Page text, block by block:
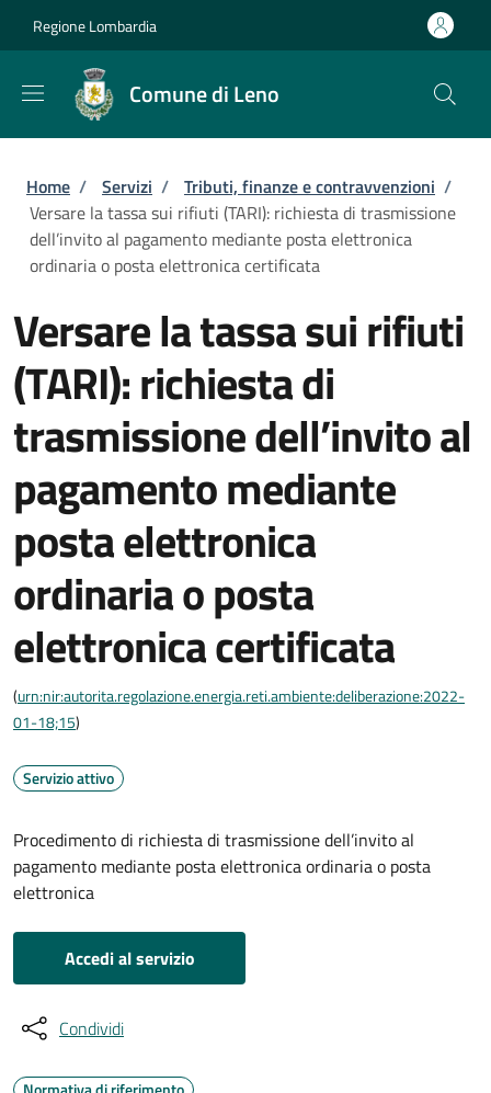
Regione Lombardia
Comune di Leno
Briciole di pane
Home / Servizi / Tributi, finanze e contravvenzioni /
Versare la tassa sui rifiuti (TARI): richiesta di trasmissione
dell’invito al pagamento mediante posta elettronica
ordinaria o posta elettronica certificata
Versare la tassa sui rifiuti
(TARI): richiesta di
trasmissione dell’invito al
pagamento mediante
posta elettronica
ordinaria o posta
elettronica certificata
(urn:nir:autorita.regolazione.energia.reti.ambiente:deliberazione:2022-
01-18;15)
Servizio attivo
Procedimento di richiesta di trasmissione dell’invito al
pagamento mediante posta elettronica ordinaria o posta
elettronica
Accedi al servizio
Condividi